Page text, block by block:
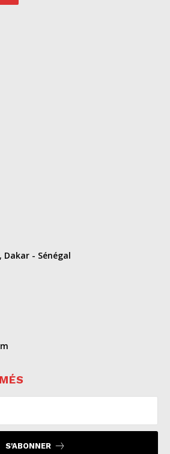
Dakar - Sénégal
S'ABONNER